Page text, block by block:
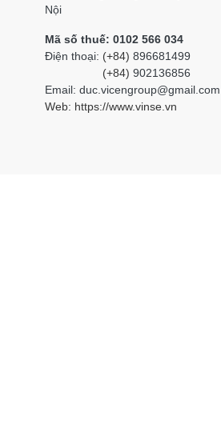
Nội
Mã số thuế: 0102 566 034
Điện thoại: (+84) 896681499
(+84) 902136856
Email: duc.vicengroup@gmail.com
Web: https://www.vinse.vn